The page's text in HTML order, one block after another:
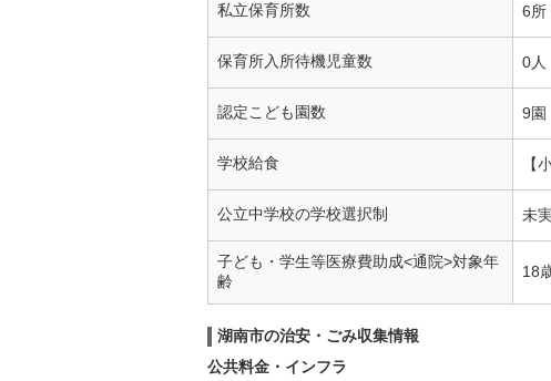
私立保育所数 6所
保育所入所待機児童数 0人
認定こども園数 9園
学校給食 【
公立中学校の学校選択制 未
子ども・学生等医療費助成<通院>対象年
齢
18
湖南市の治安・ごみ収集情報
公共料金・インフラ